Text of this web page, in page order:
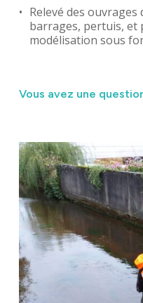
Relevé des ouvrages
barrages, pertuis,
modélisation sous
Vous avez une
Identité
Agences